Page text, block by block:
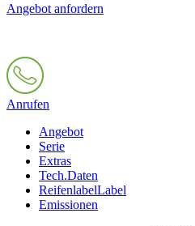
Angebot anfordern
Anrufen
Angebot
Serie
Extras
Tech.Daten
ReifenlabelLabel
Emissionen